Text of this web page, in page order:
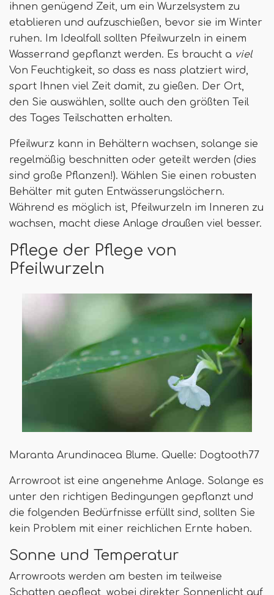
ihnen genügend Zeit, um ein Wurzelsystem zu
etablieren und aufzuschießen, bevor sie im Winter
ruhen. Im Idealfall sollten Pfeilwurzeln in einem
Wasserrand gepflanzt werden. Es braucht a viel
Von Feuchtigkeit, so dass es nass platziert wird,
spart Ihnen viel Zeit damit, zu gießen. Der Ort,
den Sie auswählen, sollte auch den größten Teil
des Tages Teilschatten erhalten.
Pfeilwurz kann in Behältern wachsen, solange sie
regelmäßig beschnitten oder geteilt werden (dies
sind große Pflanzen!). Wählen Sie einen robusten
Behälter mit guten Entwässerungslöchern.
Während es möglich ist, Pfeilwurzeln im Inneren zu
wachsen, macht diese Anlage draußen viel besser.
Pflege der Pflege von
Pfeilwurzeln
Maranta Arundinacea Blume. Quelle: Dogtooth77
Arrowroot ist eine angenehme Anlage. Solange es
unter den richtigen Bedingungen gepflanzt und
die folgenden Bedürfnisse erfüllt sind, sollten Sie
kein Problem mit einer reichlichen Ernte haben.
Sonne und Temperatur
Arrowroots werden am besten im teilweise
Schatten gepflegt, wobei direkter Sonnenlicht auf